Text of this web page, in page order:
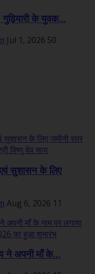
गुढ़ियारी के युवक...
Jul 1, 2026 50
सुशासन के लिए
Aug 6, 2026 11
ने अपनी माँ के...